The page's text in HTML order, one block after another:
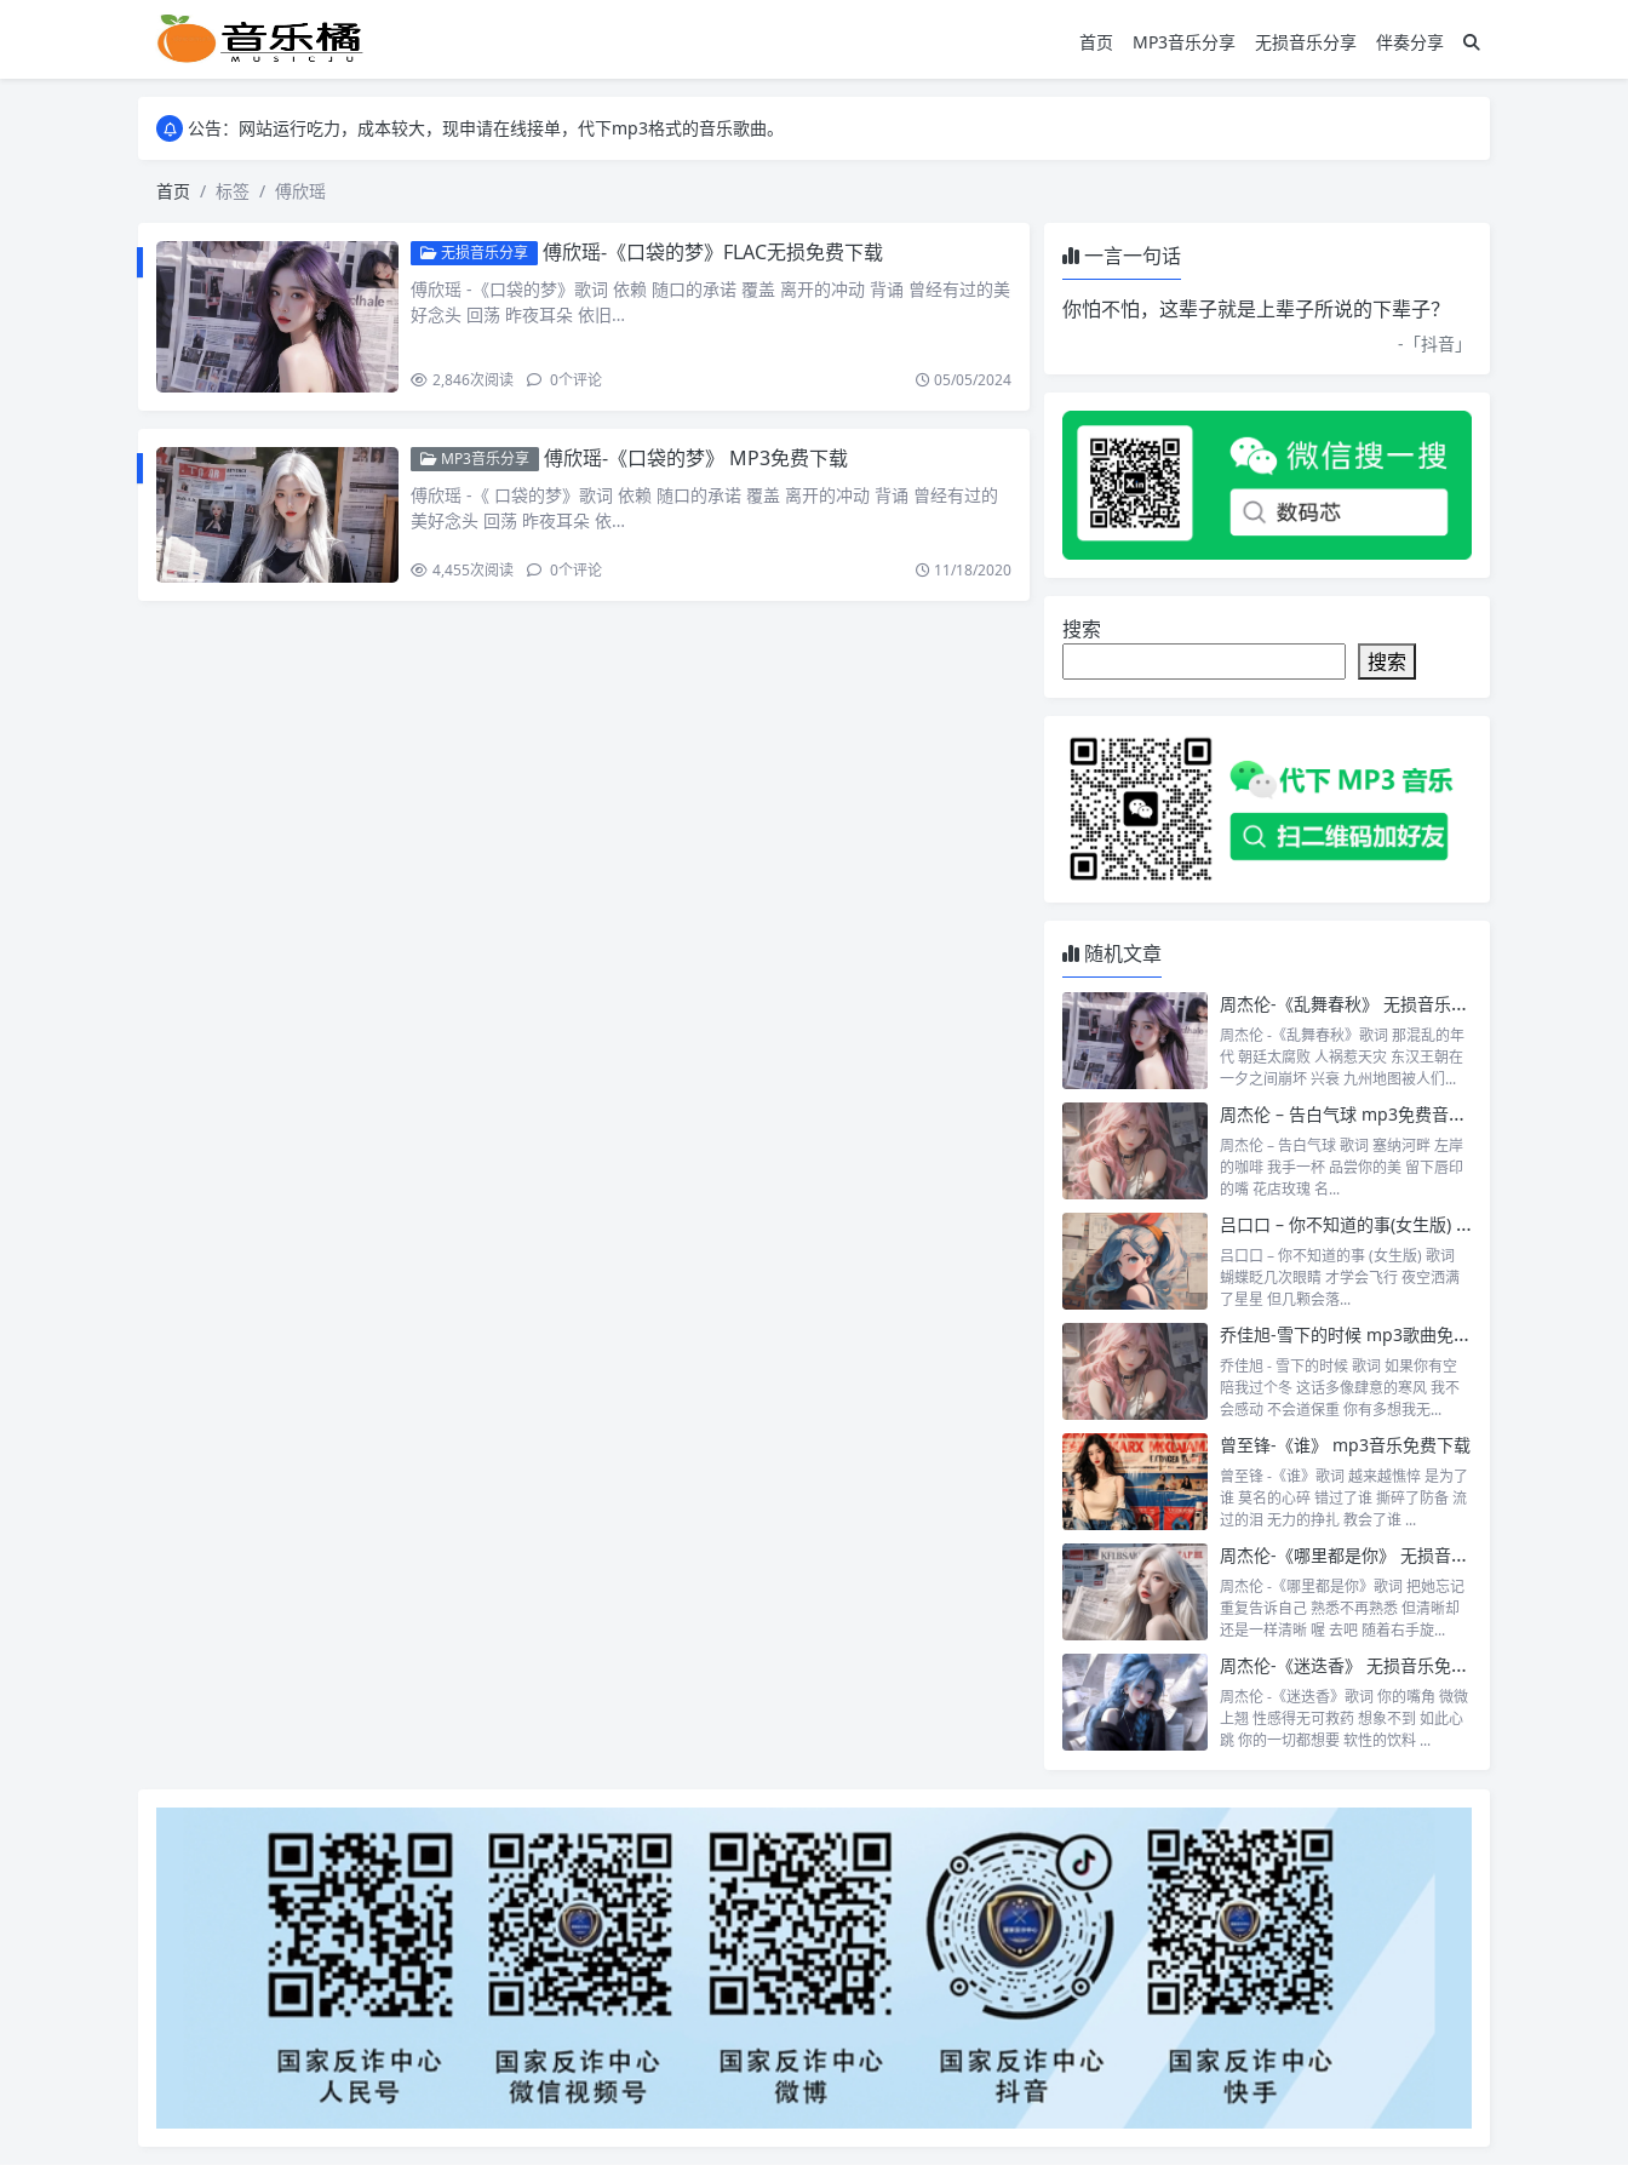
首页 MP3音乐分享 无损音乐分享
伴奏分享
公告：网站运行吃力，成本较大，现申请在线接单，代下mp3格式的音乐歌曲。
公告：网站运行吃力，成本较大，现申请在线接单，代下mp3格式的音乐歌曲。
首页 标签 傅欣瑶
无损音乐分享 傅欣瑶-《口袋的梦》FLAC无损免费下载
傅欣瑶 -《口袋的梦》歌词 依赖 随口的承诺 覆盖 离开的冲动 背诵 曾经有过的美
好念头 回荡 昨夜耳朵 依旧…
2,846次阅读 0个评论 05/05/2024
MP3音乐分享 傅欣瑶-《口袋的梦》 MP3免费下载
傅欣瑶 -《 口袋的梦》歌词 依赖 随口的承诺 覆盖 离开的冲动 背诵 曾经有过的
美好念头 回荡 昨夜耳朵 依…
4,455次阅读 0个评论 11/18/2020
一言一句话
你怕不怕，这辈子就是上辈子所说的下辈子？
-「抖音 」
搜索
搜索
随机文章
周杰伦-《乱舞春秋》 无损音乐免费下载
周杰伦 -《乱舞春秋》歌词 那混乱的年
代 朝廷太腐败 人祸惹天灾 东汉王朝在
一夕之间崩坏 兴衰 九州地图被人们...
周杰伦 – 告白气球 mp3免费音乐下载 网盘在线免费音乐歌曲下载
周杰伦 – 告白气球 歌词 塞纳河畔 左岸
的咖啡 我手一杯 品尝你的美 留下唇印
的嘴 花店玫瑰 名...
吕口口 – 你不知道的事(女生版) mp3音乐歌曲免费下载
吕口口 – 你不知道的事 (女生版) 歌词
蝴蝶眨几次眼睛 才学会飞行 夜空洒满
了星星 但几颗会落...
乔佳旭-雪下的时候 mp3歌曲免费下载
乔佳旭 - 雪下的时候 歌词 如果你有空
陪我过个冬 这话多像肆意的寒风 我不
会感动 不会道保重 你有多想我无...
曾至锋-《谁》 mp3音乐免费下载
曾至锋 -《谁》歌词 越来越憔悴 是为了
谁 莫名的心碎 错过了谁 撕碎了防备 流
过的泪 无力的挣扎 教会了谁 ...
周杰伦-《哪里都是你》 无损音乐免费下载
周杰伦 -《哪里都是你》歌词 把她忘记
重复告诉自己 熟悉不再熟悉 但清晰却
还是一样清晰 喔 去吧 随着右手旋...
周杰伦-《迷迭香》 无损音乐免费下载
周杰伦 -《迷迭香》歌词 你的嘴角 微微
上翘 性感得无可救药 想象不到 如此心
跳 你的一切都想要 软性的饮料 ...